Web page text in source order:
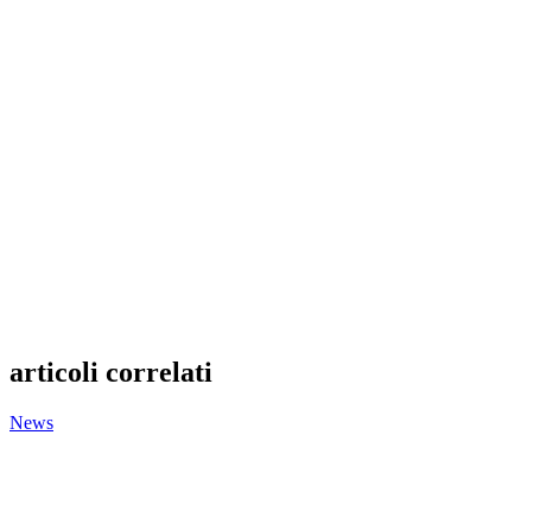
articoli correlati
News